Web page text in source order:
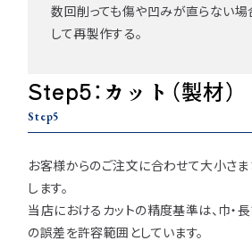
数回削っても傷や凹みが直らない場
して再製作する。
Step5：カット（製材）
Step5
お客様からのご注文に合わせて大小さま
します。
当店におけるカットの精度基準は、巾・
の誤差を許容範囲としています。